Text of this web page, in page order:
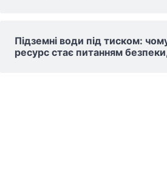
Підземні води під тиском:
ресурс стає питанням безпеки,